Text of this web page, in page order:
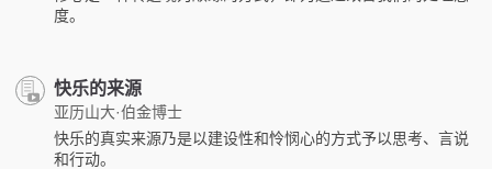
度。
快乐的来源
亚历山大·伯金博士
快乐的真实来源乃是以建设性和怜悯心的方式予以思考、言说
和行动。